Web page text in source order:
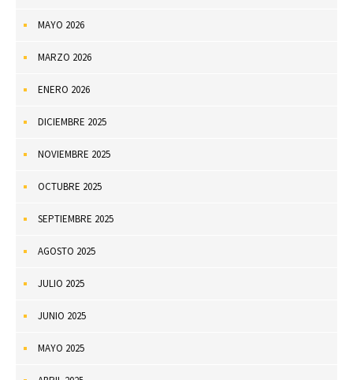
MAYO 2026
MARZO 2026
ENERO 2026
DICIEMBRE 2025
NOVIEMBRE 2025
OCTUBRE 2025
SEPTIEMBRE 2025
AGOSTO 2025
JULIO 2025
JUNIO 2025
MAYO 2025